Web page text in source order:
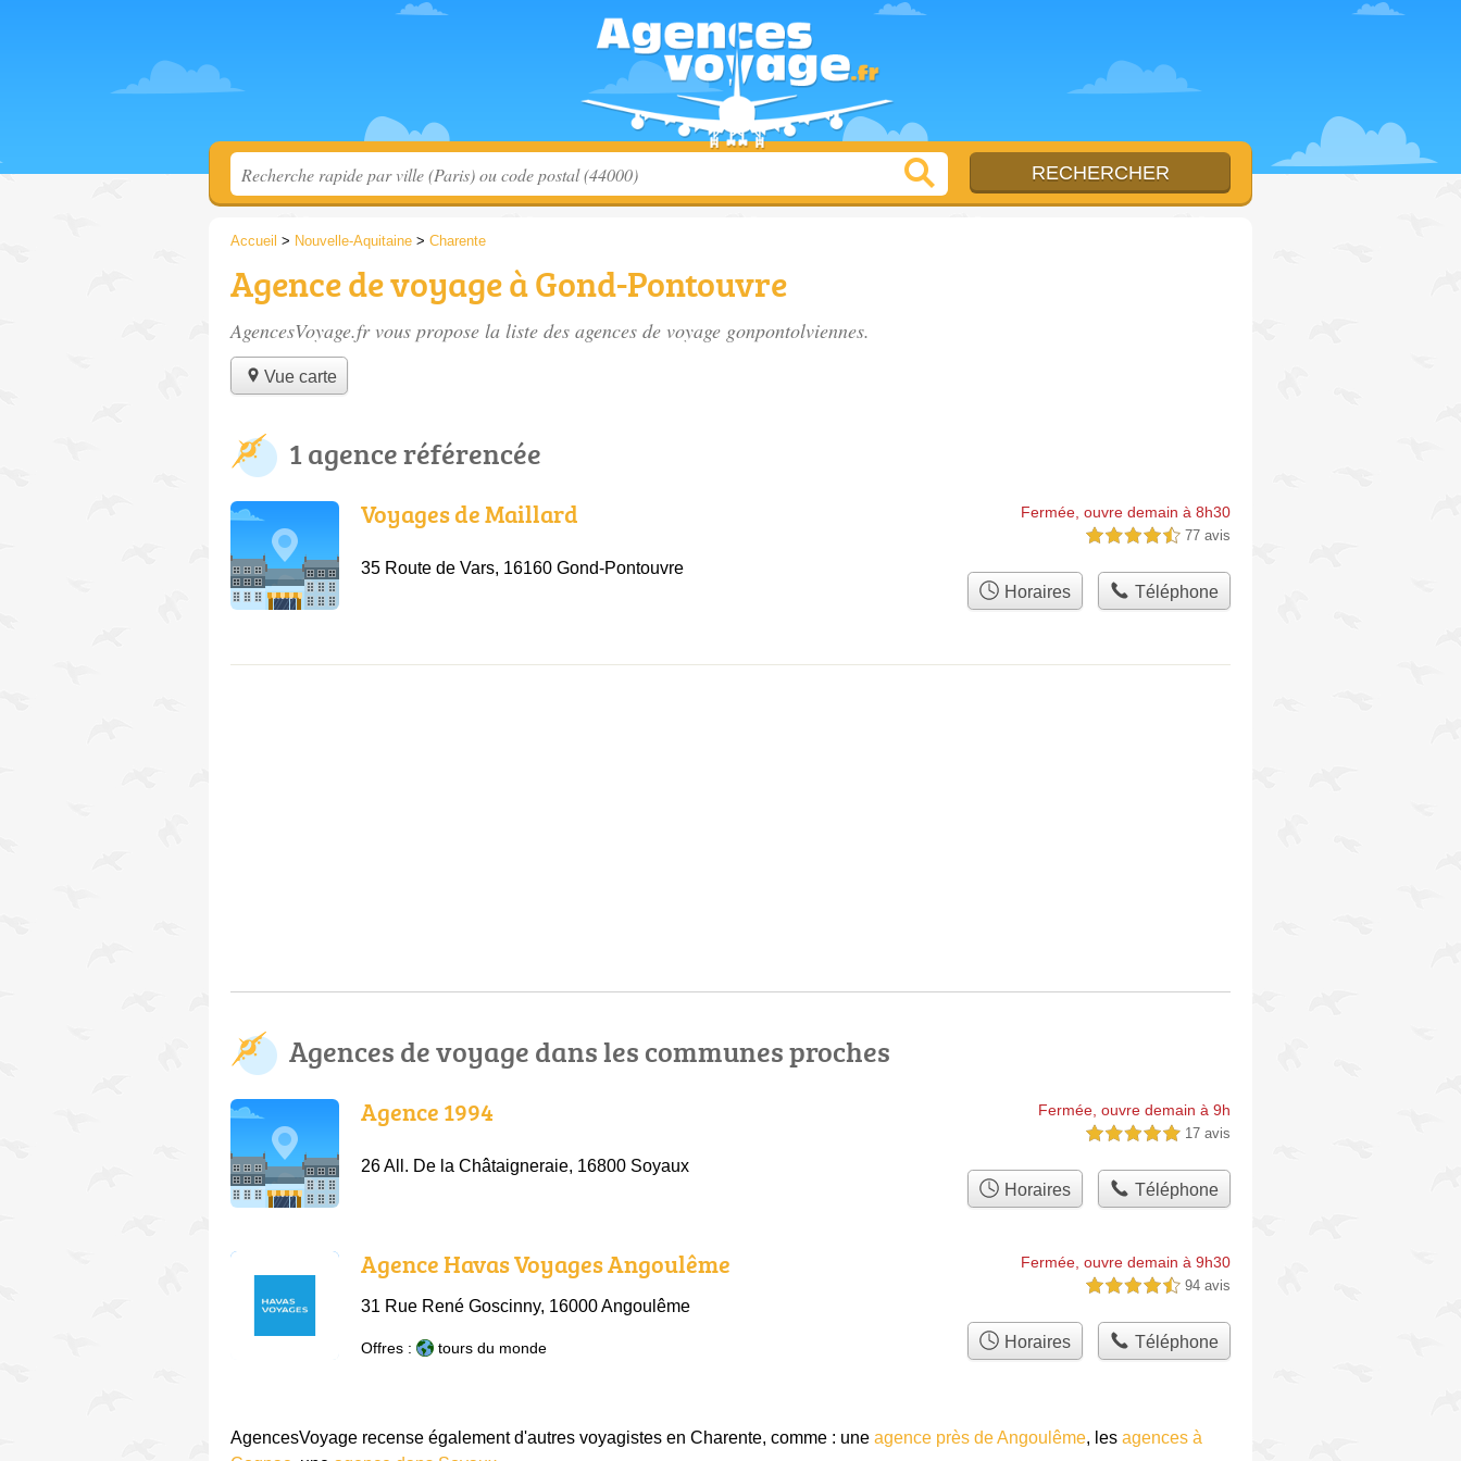
Accueil > Nouvelle-Aquitaine > Charente
Agence de voyage à Gond-Pontouvre
AgencesVoyage.fr vous propose la liste des agences de voyage gonpontolviennes.
Vue carte
1 agence référencée
Voyages de Maillard
35 Route de Vars, 16160 Gond-Pontouvre
Fermée, ouvre demain à 8h30
4,5 étoiles sur 5 77 avis
Horaires Téléphone
Agences de voyage dans les communes proches
Agence 1994
26 All. De la Châtaigneraie, 16800 Soyaux
Fermée, ouvre demain à 9h
5,0 étoiles sur 5 17 avis
Horaires Téléphone
Agence Havas Voyages Angoulême
31 Rue René Goscinny, 16000 Angoulême
Fermée, ouvre demain à 9h30
4,5 étoiles sur 5 94 avis
Offres : tours du monde Horaires Téléphone
AgencesVoyage recense également d'autres voyagistes en Charente, comme : une agence près de Angoulême, les agences à